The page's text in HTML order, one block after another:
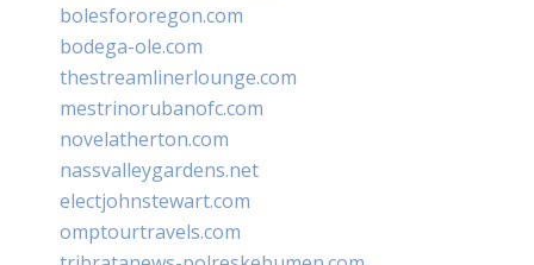
bolesfororegon.com
bodega-ole.com
thestreamlinerlounge.com
mestrinorubanofc.com
novelatherton.com
nassvalleygardens.net
electjohnstewart.com
omptourtravels.com